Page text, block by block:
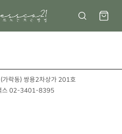
락동) 쌍용2차상가 201호
스 02-3401-8395